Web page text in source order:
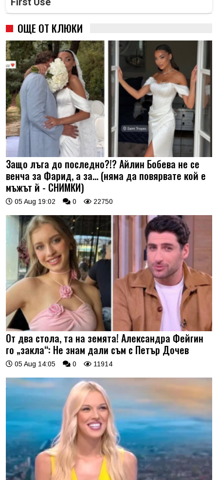
ОЩЕ ОТ КЛЮКИ
Защо лъга до последно?!? Айлин Бобева не се
венча за Фарид, а за... (няма да повярвате кой е
мъжът й - СНИМКИ)
05 Aug 19:02 0 22750
От два стола, та на земята! Александра Фейгин
го „закла“: Не знам дали съм с Петър Дочев
05 Aug 14:05 0 11914